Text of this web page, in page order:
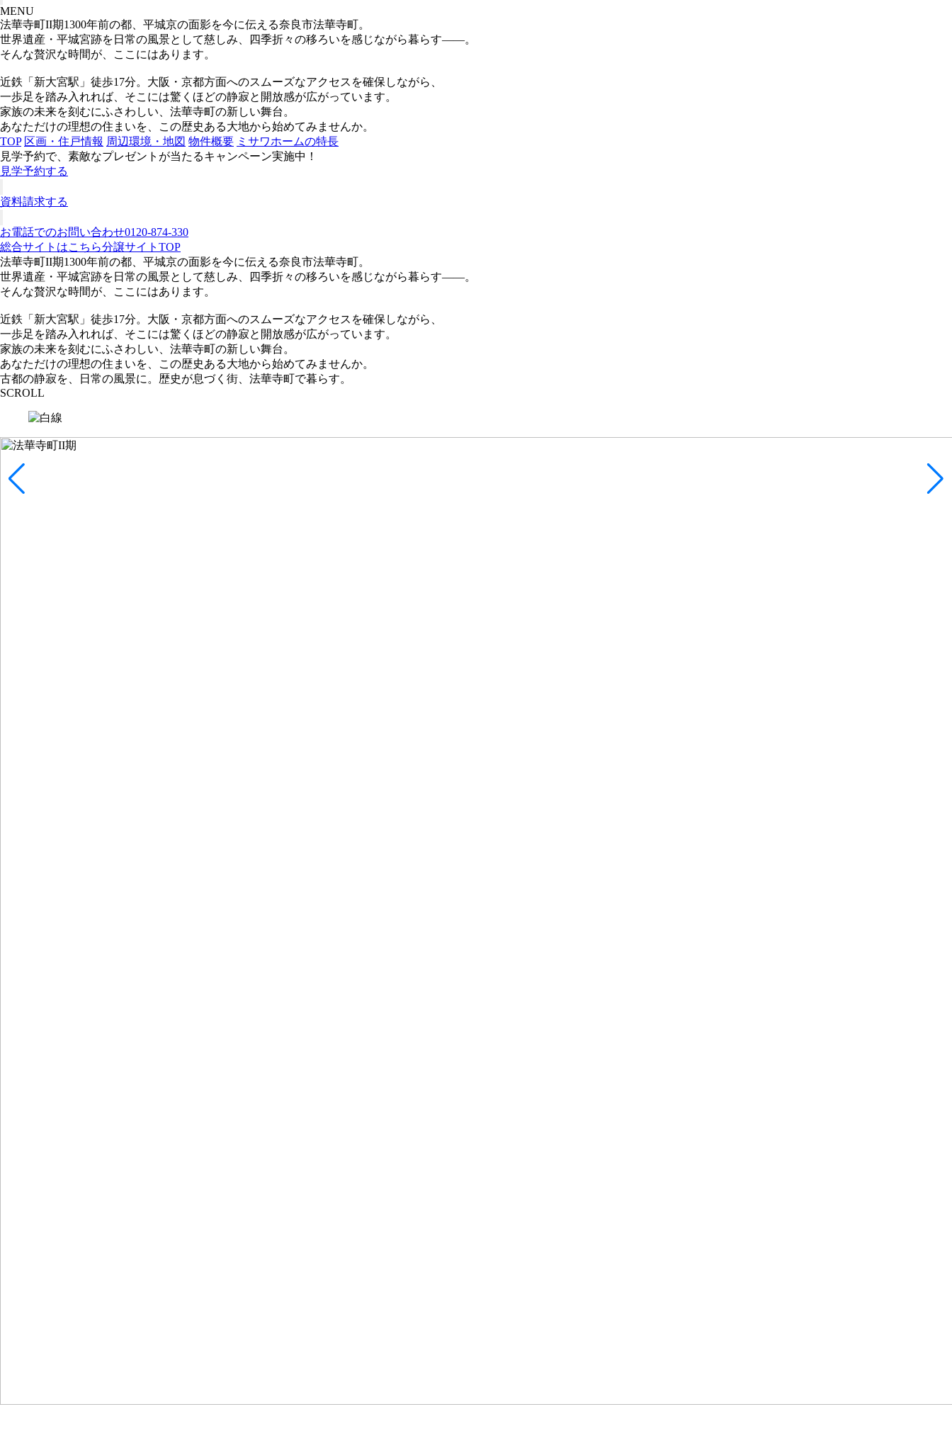
MENU
法華寺町II期1300年前の都、平城京の面影を今に伝える奈良市法華寺町。
世界遺産・平城宮跡を日常の風景として慈しみ、四季折々の移ろいを感じながら暮らす――。
そんな贅沢な時間が、ここにはあります。
近鉄「新大宮駅」徒歩17分。大阪・京都方面へのスムーズなアクセスを確保しながら、
一歩足を踏み入れれば、そこには驚くほどの静寂と開放感が広がっています。
家族の未来を刻むにふさわしい、法華寺町の新しい舞台。
あなただけの理想の住まいを、この歴史ある大地から始めてみませんか。
TOP 区画・住戸情報 周辺環境・地図 物件概要 ミサワホームの特長
見学予約で、素敵なプレゼントが当たるキャンペーン実施中！
見学予約する
資料請求する
お電話でのお問い合わせ0120-874-330
総合サイトはこちら分譲サイトTOP
法華寺町II期1300年前の都、平城京の面影を今に伝える奈良市法華寺町。
世界遺産・平城宮跡を日常の風景として慈しみ、四季折々の移ろいを感じながら暮らす――。
そんな贅沢な時間が、ここにはあります。
近鉄「新大宮駅」徒歩17分。大阪・京都方面へのスムーズなアクセスを確保しながら、
一歩足を踏み入れれば、そこには驚くほどの静寂と開放感が広がっています。
家族の未来を刻むにふさわしい、法華寺町の新しい舞台。
あなただけの理想の住まいを、この歴史ある大地から始めてみませんか。
古都の静寂を、日常の風景に。歴史が息づく街、法華寺町で暮らす。
SCROLL